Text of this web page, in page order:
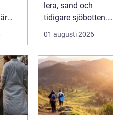
lera, sand och
tidigare sjöbotten.
Marken upplevs
kanske som stabil
...
01 augusti 2026